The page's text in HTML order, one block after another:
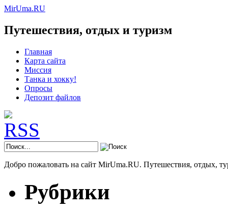
MirUma.RU
Путешествия, отдых и туризм
Главная
Карта сайта
Миссия
Танка и хокку!
Опросы
Депозит файлов
Добро пожаловать на сайт MirUma.RU. Путешествия, отдых,
Рубрики